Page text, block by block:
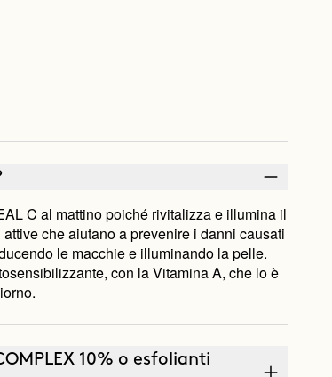
C al mattino poiché rivitalizza e illumina il
che aiutano a prevenire i danni causati
le macchie e illuminando la pelle.
con la Vitamina A, che lo è
10% o esfolianti